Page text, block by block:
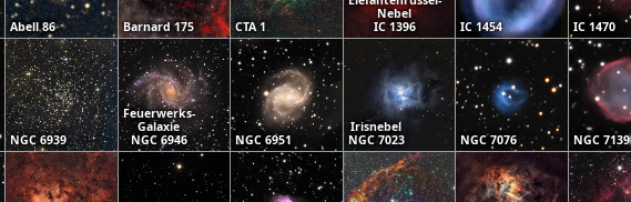
Abell 86 Barnard 175 CTA 1
Nebel
IC 1396
IC 1454 IC 1470
NGC 6939
Feuerwerks-
Galaxie
NGC 6946
NGC 6951
Irisnebel
NGC 7023
NGC 7076 NGC 7139